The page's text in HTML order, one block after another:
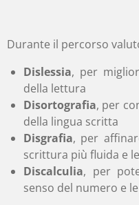
Durante il percorso
Dislessia, per
della lettura
Disortografia, per
della lingua scritta
Disgrafia, per
scrittura più fluida e
Discalculia, per
senso del numero e